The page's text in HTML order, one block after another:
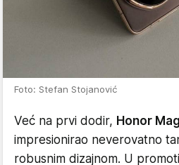
Foto: Stefan Stojanović
Već na prvi dodir, Honor
impresionirao neverovatno
robusnim dizajnom. U